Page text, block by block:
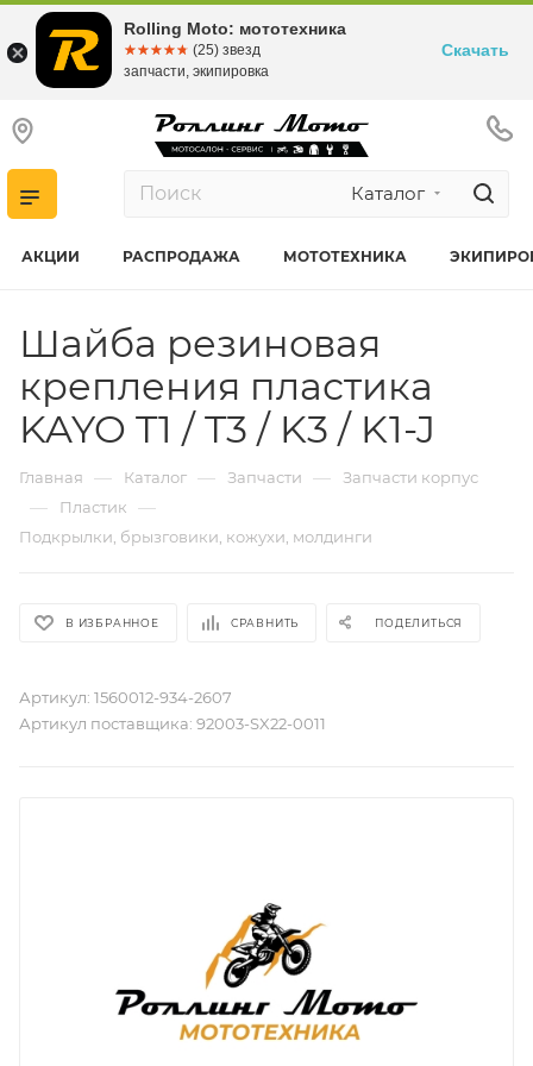
Каталог
АКЦИИ РАСПРОДАЖА МОТОТЕХНИКА
Шайба резиновая
крепления пластика
KAYO T1 / T3 / K3 / K1-J
Главная — Каталог — Запчасти — Запчасти корпус
— Пластик —
Подкрылки, брызговики, кожухи, молдинги
В ИЗБРАННОЕ СРАВНИТЬ ПОДЕЛИТЬСЯ
Артикул: 1560012-934-2607
Артикул поставщика: 92003-SX22-0011
Rolling Moto: мототехника
☆☆☆☆☆
★★★★★ (25) звезд
запчасти, экипировка
Скачать